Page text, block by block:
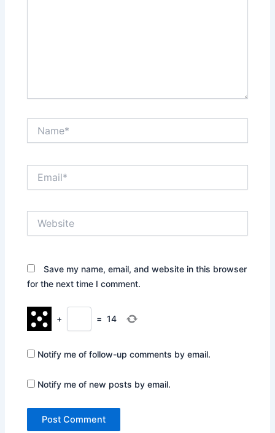
Save my name, email, and website in this browser
for the next time I comment.
+ = 14
Notify me of follow-up comments by email.
Notify me of new posts by email.